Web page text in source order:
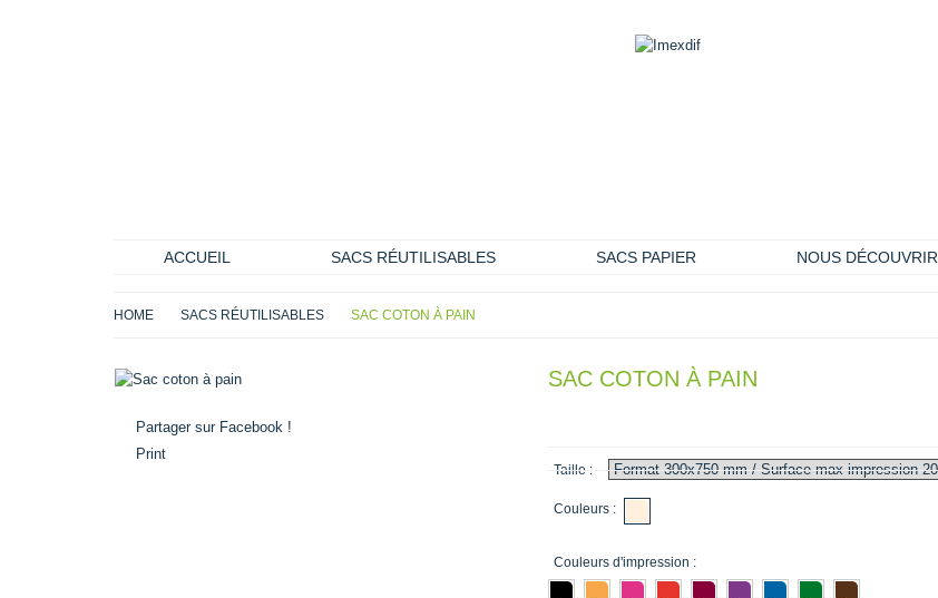
ACCUEIL SACS RÉUTILISABLES SACS PAPIER NOUS DÉCOUVRIR
HOME SACS RÉUTILISABLES SAC COTON À PAIN
Partager sur Facebook !
Print
SAC COTON À PAIN
Taille :
Couleurs :
Couleurs d'impression :